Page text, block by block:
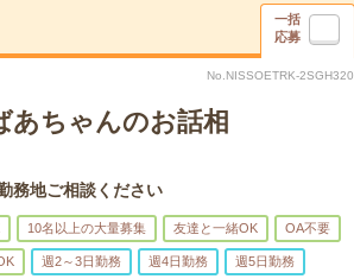
一括
応募
No.NISSOETRK-2SGH320
あちゃんのお話相
務地ご相談ください
10名以上の大量募集 友達と一緒OK OA不要
週2～3日勤務 週4日勤務 週5日勤務